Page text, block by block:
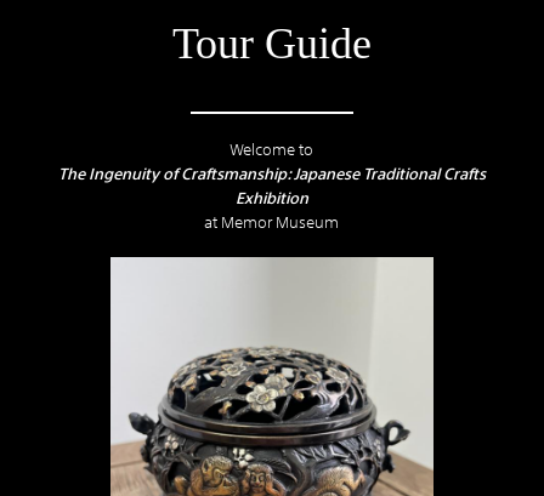
Tour Guide
Welcome to
The Ingenuity of Craftsmanship: Japanese Traditional Crafts
Exhibition
at Memor Museum